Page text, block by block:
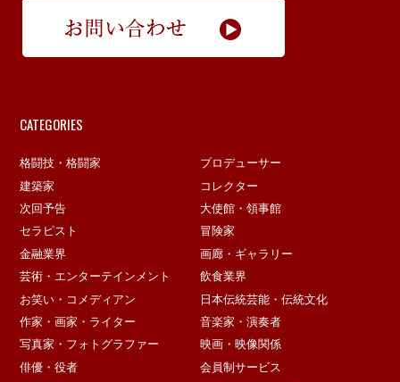
CATEGORIES
格闘技・格闘家
プロデューサー
建築家
コレクター
次回予告
大使館・領事館
セラピスト
冒険家
金融業界
画廊・ギャラリー
芸術・エンターテインメント
飲食業界
お笑い・コメディアン
日本伝統芸能・伝統文化
作家・画家・ライター
音楽家・演奏者
写真家・フォトグラファー
映画・映像関係
俳優・役者
会員制サービス